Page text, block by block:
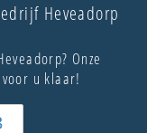
Heveadorp
Onze
u klaar!